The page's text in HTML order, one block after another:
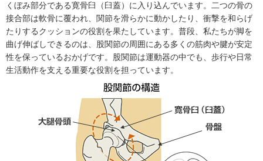
くぼみ部分である寛骨臼（臼蓋）に入り込んでいます。二つの骨の
接合部は軟骨に覆われ、関節を滑らかに動かしたり、衝撃を和らげ
たりするクッションの役割を果たしています。普段、私たちが脚を
曲げ伸ばしできるのは、股関節の周囲にある多くの筋肉や腱が安定
性を保っているおかげです。股関節は運動器の中でも、歩行や日常
生活動作を支える重要な役割を担っています。